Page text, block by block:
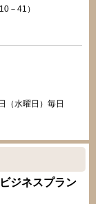
－41）
（水曜日）毎日
ジネスプラン